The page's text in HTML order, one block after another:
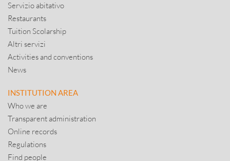
Servizio abitativo
Restaurants
Tuition Scolarship
Altri servizi
Activities and conventions
News
INSTITUTION AREA
Who we are
Transparent administration
Online records
Regulations
Find people